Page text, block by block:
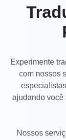
Experimente
com nossos
ajudando você
Nossos